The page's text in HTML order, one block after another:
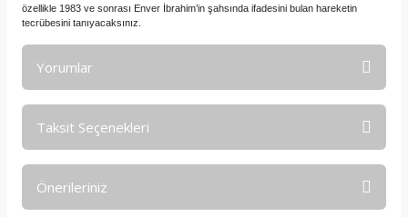
özellikle 1983 ve sonrası Enver İbrahim’in şahsında ifadesini bulan hareketin
tecrübesini tanıyacaksınız.
Yorumlar
Taksit Seçenekleri
Önerileriniz